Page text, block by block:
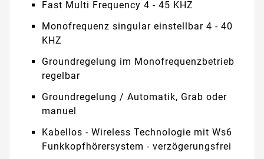
Fast Multi Frequency 4 - 45 KHZ
Monofrequenz singular einstellbar 4 - 40
KHZ
Groundregelung im Monofrequenzbetrieb
regelbar
Groundregelung / Automatik, Grab oder
manuel
Kabellos - Wireless Technologie mit Ws6
Funkkopfhörersystem - verzögerungsfrei